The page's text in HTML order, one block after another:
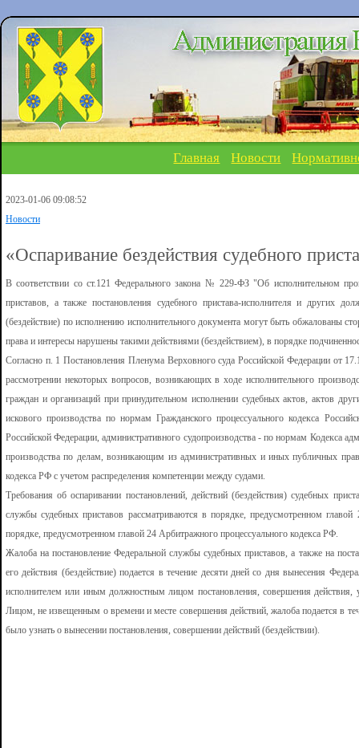
Главная Новости
2023-01-06 09:08:52
Новости
«Оспаривание бездействия судебного
В соответствии со ст.121 Федерального закона № 229-ФЗ "Об исполнительном
приставов, а также постановления судебного пристава-исполнителя и других
(бездействие) по исполнению исполнительного документа могут быть обжалованы
права и интересы нарушены такими действиями (бездействием), в порядке
Согласно п. 1 Постановления Пленума Верховного суда Российской Федерации от
рассмотрении некоторых вопросов, возникающих в ходе исполнительного
граждан и организаций при принудительном исполнении судебных актов, актов
искового производства по нормам Гражданского процессуального кодекса
Российской Федерации, административного судопроизводства - по нормам Кодекса
производства по делам, возникающим из административных и иных публичных
кодекса РФ с учетом распределения компетенции между судами.
Требования об оспаривании постановлений, действий (бездействия) судебных
службы судебных приставов рассматриваются в порядке, предусмотренном
порядке, предусмотренном главой 24 Арбитражного процессуального кодекса РФ.
Жалоба на постановление Федеральной службы судебных приставов, а также на
его действия (бездействие) подается в течение десяти дней со дня вынесения
исполнителем или иным должностным лицом постановления, совершения действия,
Лицом, не извещенным о времени и месте совершения действий, жалоба подается в
было узнать о вынесении постановления, совершении действий (бездействии).